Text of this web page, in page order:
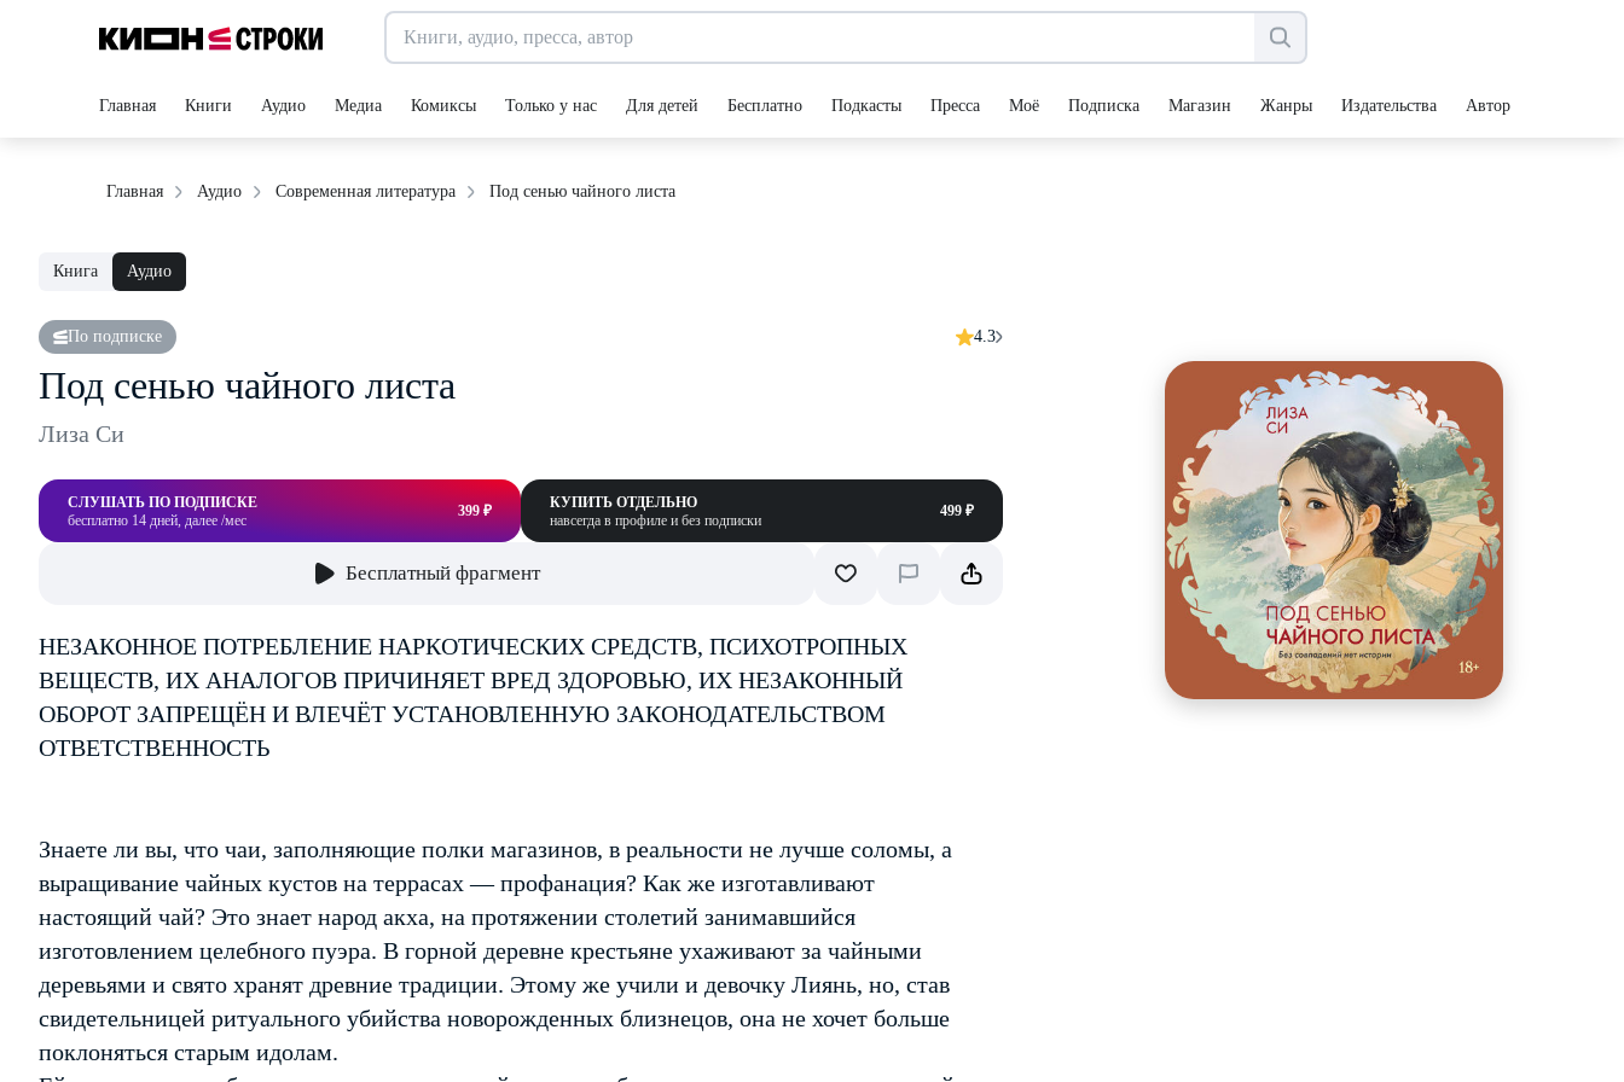
Главная Книги Аудио Медиа Комиксы Только у нас Для детей Бесплатно Подкасты Пресса Моё Подписка Магазин Жанры Издательства Авторы
Главная Аудио Современная литература Под сенью чайного листа
Книга Аудио
По подписке 4.3
Под сенью чайного листа
Лиза Си
СЛУШАТЬ ПО ПОДПИСКЕ
бесплатно 14 дней, далее /мес
399 ₽
КУПИТЬ ОТДЕЛЬНО
навсегда в профиле и без подписки
499 ₽
Бесплатный фрагмент
НЕЗАКОННОЕ ПОТРЕБЛЕНИЕ НАРКОТИЧЕСКИХ СРЕДСТВ, ПСИХОТРОПНЫХ
ВЕЩЕСТВ, ИХ АНАЛОГОВ ПРИЧИНЯЕТ ВРЕД ЗДОРОВЬЮ, ИХ НЕЗАКОННЫЙ
ОБОРОТ ЗАПРЕЩЁН И ВЛЕЧЁТ УСТАНОВЛЕННУЮ ЗАКОНОДАТЕЛЬСТВОМ
ОТВЕТСТВЕННОСТЬ
Знаете ли вы, что чаи, заполняющие полки магазинов, в реальности не лучше соломы, а
выращивание чайных кустов на террасах — профанация? Как же изготавливают
настоящий чай? Это знает народ акха, на протяжении столетий занимавшийся
изготовлением целебного пуэра. В горной деревне крестьяне ухаживают за чайными
деревьями и свято хранят древние традиции. Этому же учили и девочку Лиянь, но, став
свидетельницей ритуального убийства новорожденных близнецов, она не хочет больше
поклоняться старым идолам.